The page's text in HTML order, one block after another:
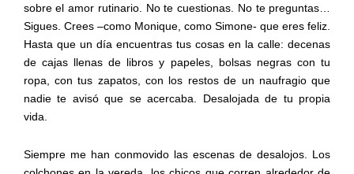
sobre el amor rutinario. No te cuestionas. No te preguntas…
Sigues. Crees –como Monique, como Simone- que eres feliz.
Hasta que un día encuentras tus cosas en la calle: decenas
de cajas llenas de libros y papeles, bolsas negras con tu
ropa, con tus zapatos, con los restos de un naufragio que
nadie te avisó que se acercaba. Desalojada de tu propia
vida.
Siempre me han conmovido las escenas de desalojos. Los